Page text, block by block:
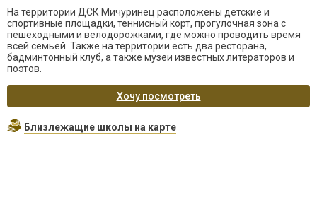
На территории ДСК Мичуринец расположены детские и
спортивные площадки, теннисный корт, прогулочная зона с
пешеходными и велодорожками, где можно проводить время
всей семьей. Также на территории есть два ресторана,
бадминтонный клуб, а также музеи известных литераторов и
поэтов.
Хочу посмотреть
Близлежащие школы на карте